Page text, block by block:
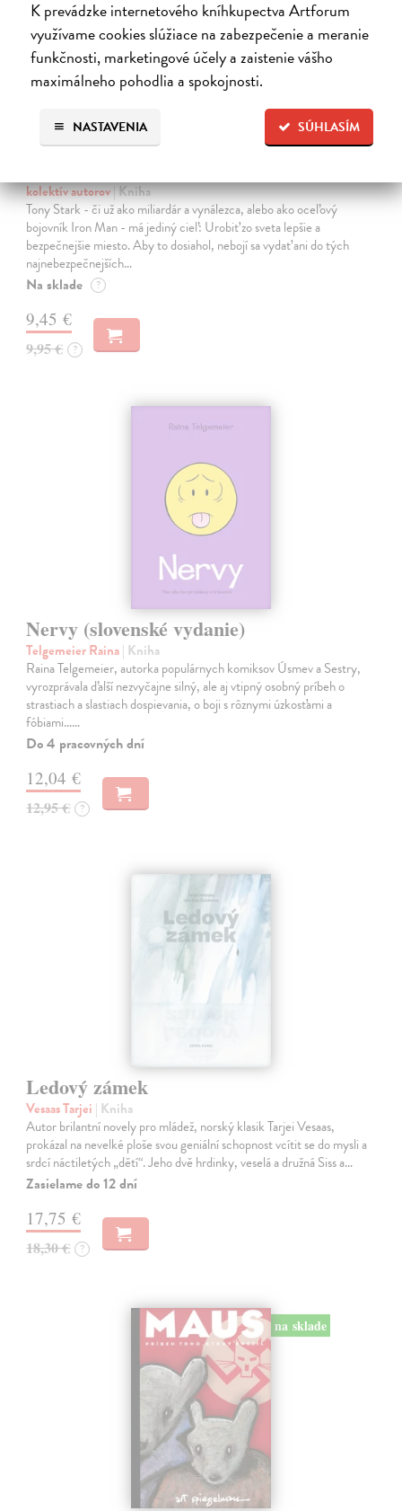
K prevádzke internetového kníhkupectva Artforum
využívame cookies slúžiace na zabezpečenie a meranie
funkčnosti, marketingové účely a zaistenie vášho
maximálneho pohodlia a spokojnosti.
SÚHLASÍM
NASTAVENIA
kolektív autorov| Kniha
Tony Stark - či už ako miliardár a vynálezca, alebo ako oceľový
bojovník Iron Man - má jediný cieľ: Urobiť zo sveta lepšie a
bezpečnejšie miesto. Aby to dosiahol, nebojí sa vydať ani do tých
najnebezpečnejších…
Na sklade ?
9,45 €
9,95 € ?
Nervy (slovenské vydanie)
Telgemeier Raina| Kniha
Raina Telgemeier, autorka populárnych komiksov Úsmev a Sestry,
vyrozprávala ďalší nezvyčajne silný, ale aj vtipný osobný príbeh o
strastiach a slastiach dospievania, o boji s rôznymi úzkosťami a
fóbiami...…
Do 4 pracovných dní
12,04 €
12,95 € ?
Ledový zámek
Vesaas Tarjei | Kniha
Autor brilantní novely pro mládež, norský klasik Tarjei Vesaas,
prokázal na nevelké ploše svou geniální schopnost vcítit se do mysli a
srdcí náctiletých „dětí“. Jeho dvě hrdinky, veselá a družná Siss a…
Zasielame do 12 dní
17,75 €
18,30 € ?
na sklade